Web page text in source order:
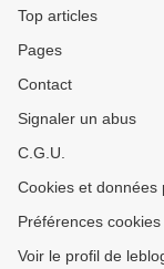
Top articles
Pages
Contact
Signaler un abus
C.G.U.
Cookies et données
Préférences cookies
Voir le profil de